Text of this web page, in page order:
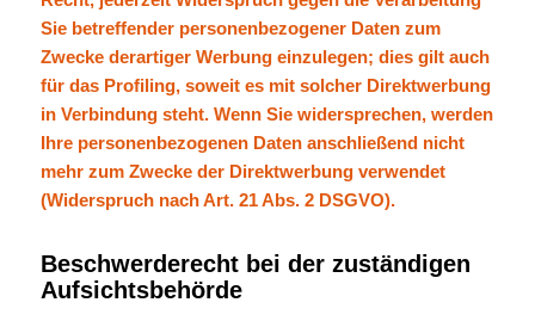
Sie betreffender personenbezogener Daten zum
Zwecke derartiger Werbung einzulegen; dies gilt auch
für das Profiling, soweit es mit solcher Direktwerbung
in Verbindung steht. Wenn Sie widersprechen, werden
Ihre personenbezogenen Daten anschließend nicht
mehr zum Zwecke der Direktwerbung verwendet
(Widerspruch nach Art. 21 Abs. 2 DSGVO).
Beschwerderecht bei der zuständigen
Aufsichtsbehörde